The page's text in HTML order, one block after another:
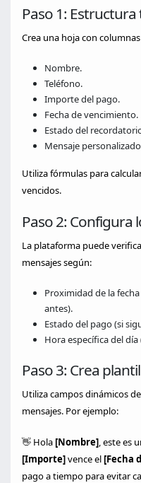
Paso 1:
Crea una hoja con
Nombre.
Teléfono.
Importe del pago.
Fecha de vencimiento.
Estado del
Mensaje
Utiliza fórmulas para
vencidos.
Paso 2: Configura
La plataforma puede
mensajes según:
Proximidad de la
antes).
Estado del pago (si
Hora específica del
Paso 3: Crea
Utiliza campos dinámicos
mensajes. Por ejemplo:
👋 Hola[Nombre], este es
[Importe]vence el[Fecha
pago a tiempo para evitar